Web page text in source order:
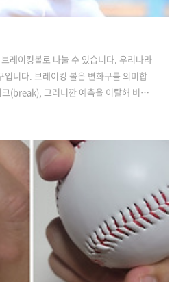
레이킹볼로 나눌 수 있습니다. 우리나라
입니다. 브레이킹 볼은 변화구를 의미합
(break), 그러니깐 예측을 이탈해 버리
에는 슬라이더, 커브, 체인지업, 스위퍼
사실은 오해라고 볼 수 있습니다. || 브
스트볼, fastball)와 변화구가 있습니다.
입니다. 투심 패스트볼과 포심 패스트볼,
. 이 구종들이 똑바로 뻗어서 직진만 하
해서 가려는 성격이 강한 구종이기 ..